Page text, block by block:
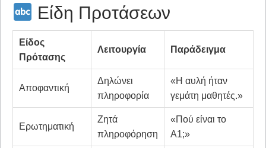
Είδη Προτάσεων
Είδος
Πρότασης
Λειτουργία Παράδειγμα
Αποφαντική
Δηλώνει
πληροφορία
«Η αυλή ήταν
γεμάτη μαθητές.»
Ερωτηματική
Ζητά
πληροφόρηση
«Πού είναι το
Α1;»